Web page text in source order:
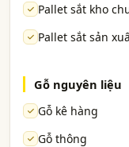
Pallet sắt kho
Pallet sắt sản
Gỗ nguyên liệu
Gỗ kê hàng
Gỗ thông